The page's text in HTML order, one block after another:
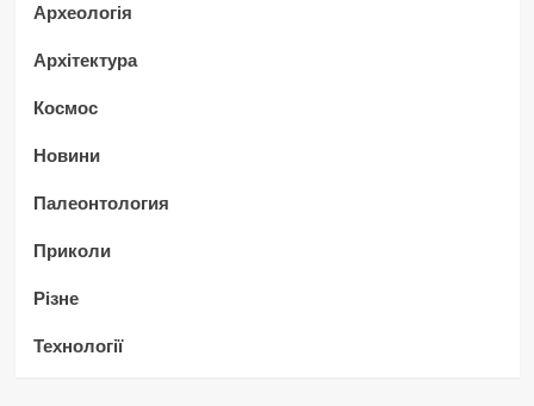
Археологія
Архітектура
Космос
Новини
Палеонтология
Приколи
Різне
Технології